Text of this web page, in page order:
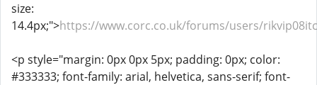
size:
14.4px;">https://www.corc.co.uk/forums/users/
<p style="margin: 0px 0px 5px; padding: 0px; color:
#333333; font-family: arial, helvetica, sans-serif; font-